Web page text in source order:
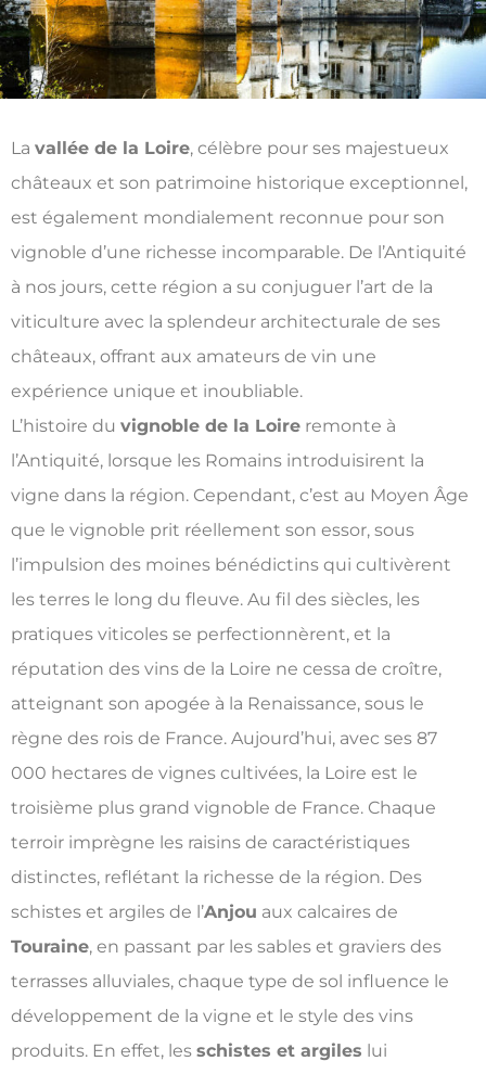
La vallée de la Loire, célèbre pour ses majestueux
châteaux et son patrimoine historique exceptionnel,
est également mondialement reconnue pour son
vignoble d’une richesse incomparable. De l’Antiquité
à nos jours, cette région a su conjuguer l’art de la
viticulture avec la splendeur architecturale de ses
châteaux, offrant aux amateurs de vin une
expérience unique et inoubliable.
L’histoire du vignoble de la Loire remonte à
l’Antiquité, lorsque les Romains introduisirent la
vigne dans la région. Cependant, c’est au Moyen Âge
que le vignoble prit réellement son essor, sous
l’impulsion des moines bénédictins qui cultivèrent
les terres le long du fleuve. Au fil des siècles, les
pratiques viticoles se perfectionnèrent, et la
réputation des vins de la Loire ne cessa de croître,
atteignant son apogée à la Renaissance, sous le
règne des rois de France. Aujourd’hui, avec ses 87
000 hectares de vignes cultivées, la Loire est le
troisième plus grand vignoble de France. Chaque
terroir imprègne les raisins de caractéristiques
distinctes, reflétant la richesse de la région. Des
schistes et argiles de l’Anjou aux calcaires de
Touraine, en passant par les sables et graviers des
terrasses alluviales, chaque type de sol influence le
développement de la vigne et le style des vins
produits. En effet, les schistes et argiles lui